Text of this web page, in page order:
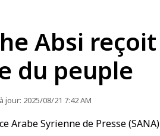
Absi
du peuple
jour: 2025/08/21 7:42 AM